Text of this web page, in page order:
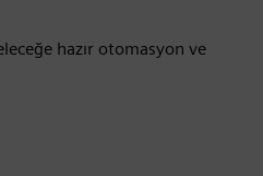
hazır otomasyon ve